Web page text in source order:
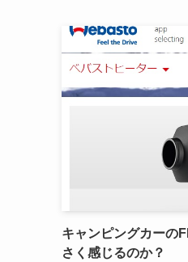
キャンピングカーの
さく感じるのか？